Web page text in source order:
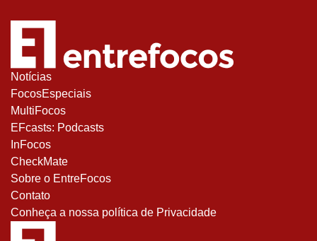
Notícias
FocosEspeciais
MultiFocos
EFcasts: Podcasts
InFocos
CheckMate
Sobre o EntreFocos
Contato
Conheça a nossa política de Privacidade